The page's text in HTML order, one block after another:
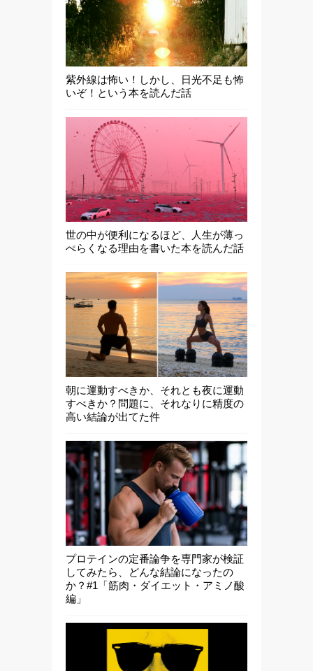
紫外線は怖い！しかし、日光不足も怖
いぞ！という本を読んだ話
世の中が便利になるほど、人生が薄っ
ぺらくなる理由を書いた本を読んだ話
朝に運動すべきか、それとも夜に運動
すべきか？問題に、それなりに精度の
高い結論が出てた件
プロテインの定番論争を専門家が検証
してみたら、どんな結論になったの
か？#1「筋肉・ダイエット・アミノ酸
編」